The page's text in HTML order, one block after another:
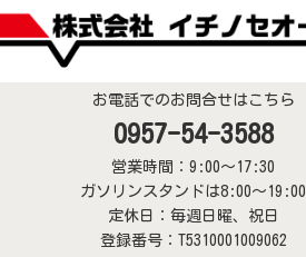
お電話でのお問合せはこちら
0957-54-3588
営業時間：9:00～17:30
ガソリンスタンドは8:00～19:00
定休日：毎週日曜、祝日
登録番号：T5310001009062